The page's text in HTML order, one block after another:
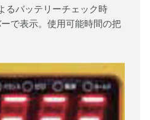
るバッテリーチェック時
で表示。使用可能時間の把